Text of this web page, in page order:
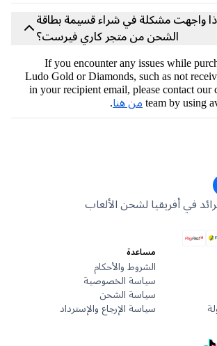
مشكلة في شراء قسيمة بطاقة
الشحن من متجر كاري فيرست؟
If you encounter any issues
Ludo Gold or Diamonds, such as
in your recipient email, please
team by من هنا.
أفريقيا لشحن الألعاب
مساعدة
الشروط والأحكام
سياسة الخصوصية
سياسة الشحن
سياسة الإرجاع والإسترداد